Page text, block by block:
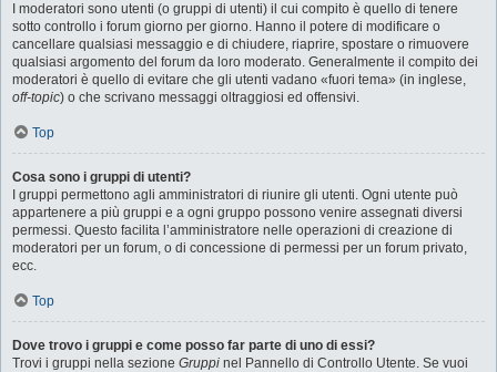
I moderatori sono utenti (o gruppi di utenti) il cui compito è quello di tenere
sotto controllo i forum giorno per giorno. Hanno il potere di modificare o
cancellare qualsiasi messaggio e di chiudere, riaprire, spostare o rimuovere
qualsiasi argomento del forum da loro moderato. Generalmente il compito dei
moderatori è quello di evitare che gli utenti vadano «fuori tema» (in inglese,
off-topic) o che scrivano messaggi oltraggiosi ed offensivi.
Top
Cosa sono i gruppi di utenti?
I gruppi permettono agli amministratori di riunire gli utenti. Ogni utente può
appartenere a più gruppi e a ogni gruppo possono venire assegnati diversi
permessi. Questo facilita l’amministratore nelle operazioni di creazione di
moderatori per un forum, o di concessione di permessi per un forum privato,
ecc.
Top
Dove trovo i gruppi e come posso far parte di uno di essi?
Trovi i gruppi nella sezione Gruppi nel Pannello di Controllo Utente. Se vuoi